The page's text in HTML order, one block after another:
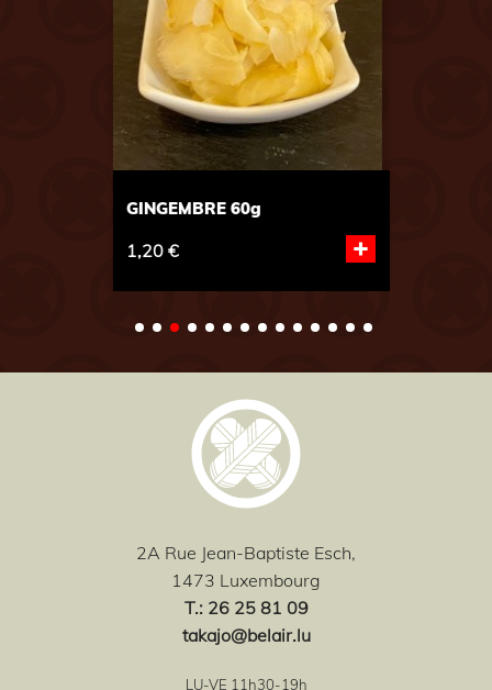
GINGEMBRE 60g
2A Rue Jean-Baptiste Esch,
1473 Luxembourg
T.: 26 25 81 09
takajo@belair.lu
LU-VE 11h30-19h